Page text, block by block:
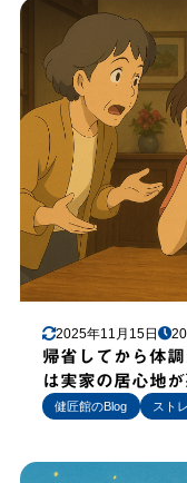
2025年11月15日
帰省してから体
は実家の居心地
健匠館のBlog
スト